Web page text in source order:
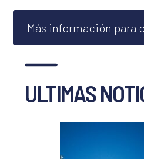
Más información para
ULTIMAS